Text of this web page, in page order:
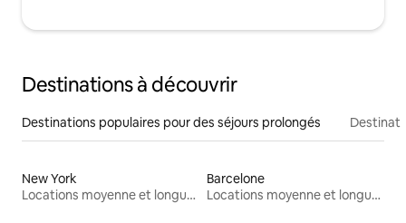
Destinations à découvrir
Destinations populaires pour des séjours prolongés
New York
Locations moyenne et longue durée
Barcelone
Locations moyenne et longue durée